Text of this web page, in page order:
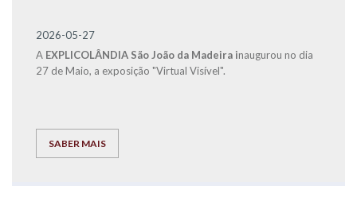
2026-05-27
A EXPLICOLÂNDIA São João da Madeira inaugurou no dia
27 de Maio, a exposição "Virtual Visível".
SABER MAIS